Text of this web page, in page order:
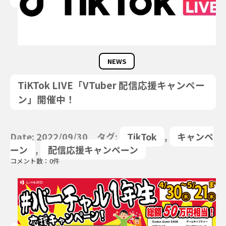
NEWS
TiKTok LIVE「VTuber 配信応援キャンペー
ン」開催中！
Date: 2022/09/30 タグ: TikTok ,
キャンペ
ーン
, 配信応援キャンペーン
コメント数：0件